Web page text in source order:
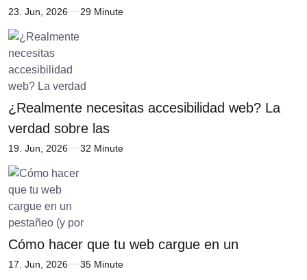
23. Jun, 2026 29 Minute
¿Realmente necesitas accesibilidad web? La
verdad sobre las
19. Jun, 2026 32 Minute
Cómo hacer que tu web cargue en un
17. Jun, 2026 35 Minute